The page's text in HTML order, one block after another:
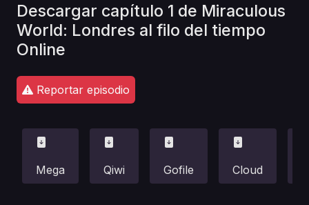
Descargar capítulo 1 de Miraculous
World: Londres al filo del tiempo
Online
Reportar episodio
Mega Qiwi Gofile Cloud